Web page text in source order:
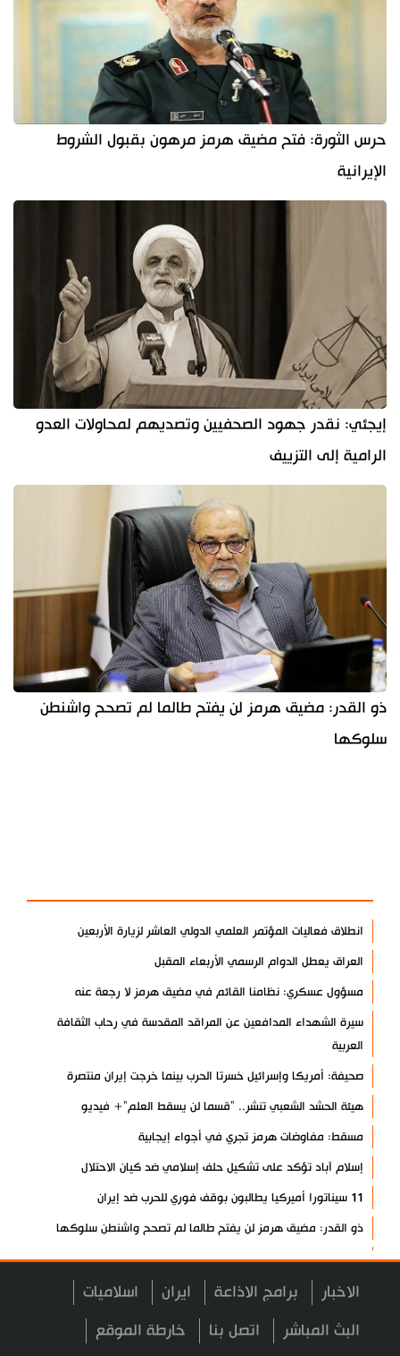
حرس الثورة: فتح مضيق هرمز مرهون بقبول الشروط
الإيرانية
إيجئي: نقدر جهود الصحفيين وتصديهم لمحاولات العدو
الرامية إلى التزييف
ذو القدر: مضيق هرمز لن يفتح طالما لم تصحح واشنطن
سلوكها
انطلاق فعاليات المؤتمر العلمي الدولي العاشر لزيارة الأربعين
العراق يعطل الدوام الرسمي الأربعاء المقبل
مسؤول عسكري: نظامنا القائم في مضيق هرمز لا رجعة عنه
سيرة الشهداء المدافعين عن المراقد المقدسة في رحاب الثقافة
العربية
صحيفة: أمريكا وإسرائيل خسرتا الحرب بينما خرجت إيران منتصرة
هيئة الحشد الشعبي تنشر.. "قسما لن يسقط العلم"+ فيديو
مسقط: مفاوضات هرمز تجري في أجواء إيجابية
إسلام آباد تؤكد على تشكيل حلف إسلامي ضد كيان الاحتلال
11 سيناتورا أميركيا يطالبون بوقف فوري للحرب ضد إيران
ذو القدر: مضيق هرمز لن يفتح طالما لم تصحح واشنطن سلوكها
حرس الثورة: فتح مضيق هرمز مرهون بقبول الشروط الإيرانية
إيجئي: نقدر جهود الصحفيين وتصديهم لمحاولات العدو الرامية إلى
ولايتي: على القوات الأجنبية مغادرة المنطقة
الاخبار برامج الاذاعة ايران اسلاميات
البث المباشر اتصل بنا خارطة الموقع